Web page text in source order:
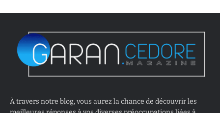
À travers notre blog, vous aurez la chance de découvrir les